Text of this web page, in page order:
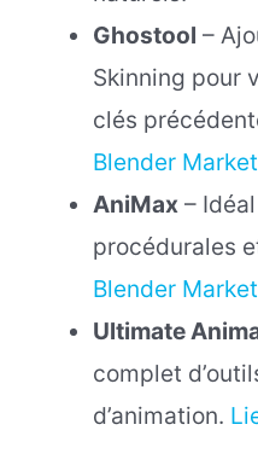
Ghostool –
Skinning pour
clés
Blender Market
AniMax –
procédurales
Blender Market
Ultimate
complet
d’animation.